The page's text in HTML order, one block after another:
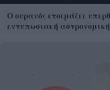
Ο ουρανός ετοιμάζει
εντυπωσιακή